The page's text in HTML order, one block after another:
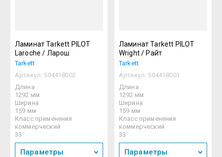
Ламинат Tarkett PILOT
Laroche / Ларош
Tarkett
Артикул: 504418002
Длина
1292 мм
Ширина
159 мм
Класс применения
коммерческий
33
Параметры
Ламинат Tarkett PILOT
Wright / Райт
Tarkett
Артикул: 504418001
Длина
1292 мм
Ширина
159 мм
Класс применения
коммерческий
33
Параметры